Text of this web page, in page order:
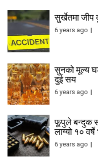
सुर्खेतमा जीप
6 years ago
सुनको मूल्य
दुई सय
6 years ago
फूपुले बन्दुक
लाग्यो १०
6 years ago